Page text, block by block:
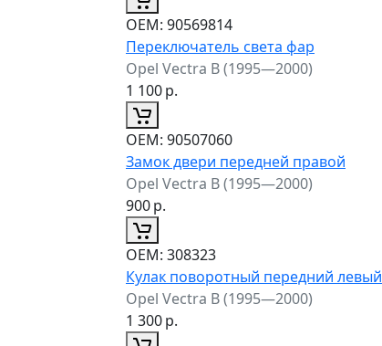
ОЕМ: 90569814
Переключатель света фар
Opel Vectra B (1995—2000)
1 100р.
ОЕМ: 90507060
Замок двери передней правой
Opel Vectra B (1995—2000)
900р.
ОЕМ: 308323
Кулак поворотный передний левый
Opel Vectra B (1995—2000)
1 300р.